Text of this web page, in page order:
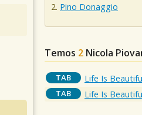
Pino Donaggio
Temos 2 Nicola
TAB Life Is
TAB Life Is